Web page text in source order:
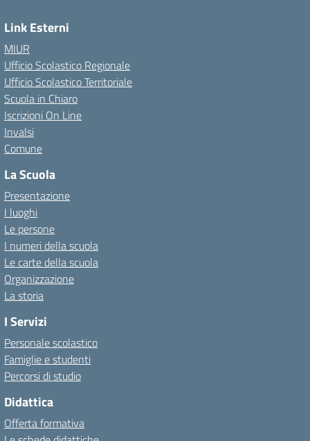
Link Esterni
MIUR
Ufficio Scolastico Regionale
Ufficio Scolastico Territoriale
Scuola in Chiaro
Iscrizioni On Line
Invalsi
Comune
La Scuola
Presentazione
I luoghi
Le persone
I numeri della scuola
Le carte della scuola
Organizzazione
La storia
I Servizi
Personale scolastico
Famiglie e studenti
Percorsi di studio
Didattica
Offerta formativa